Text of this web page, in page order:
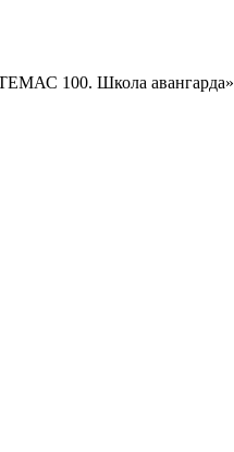
100. Школа авангарда»